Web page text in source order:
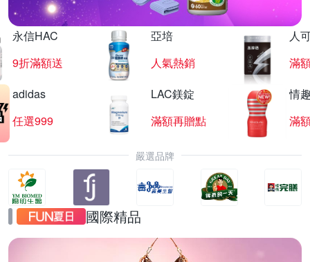
永信HAC
9折滿額送
亞培
人氣熱銷
人
滿
adidas
任選999
LAC鎂錠
滿額再贈點
情
滿
嚴選品牌
國際精品